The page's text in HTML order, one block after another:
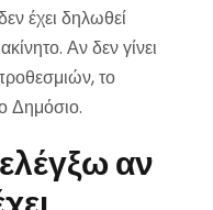
έχει δηλωθεί
Αν δεν γίνει
το
Δημόσιο.
αν